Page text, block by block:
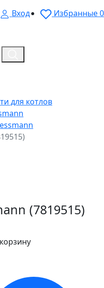
Вход Избранные0
для котлов
(7819515)